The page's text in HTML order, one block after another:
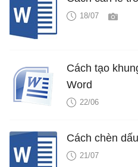
18/07
Cách tạo
Word
22/06
Cách chèn
21/07